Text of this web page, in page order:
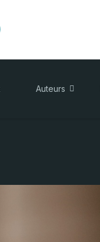
Auteurs